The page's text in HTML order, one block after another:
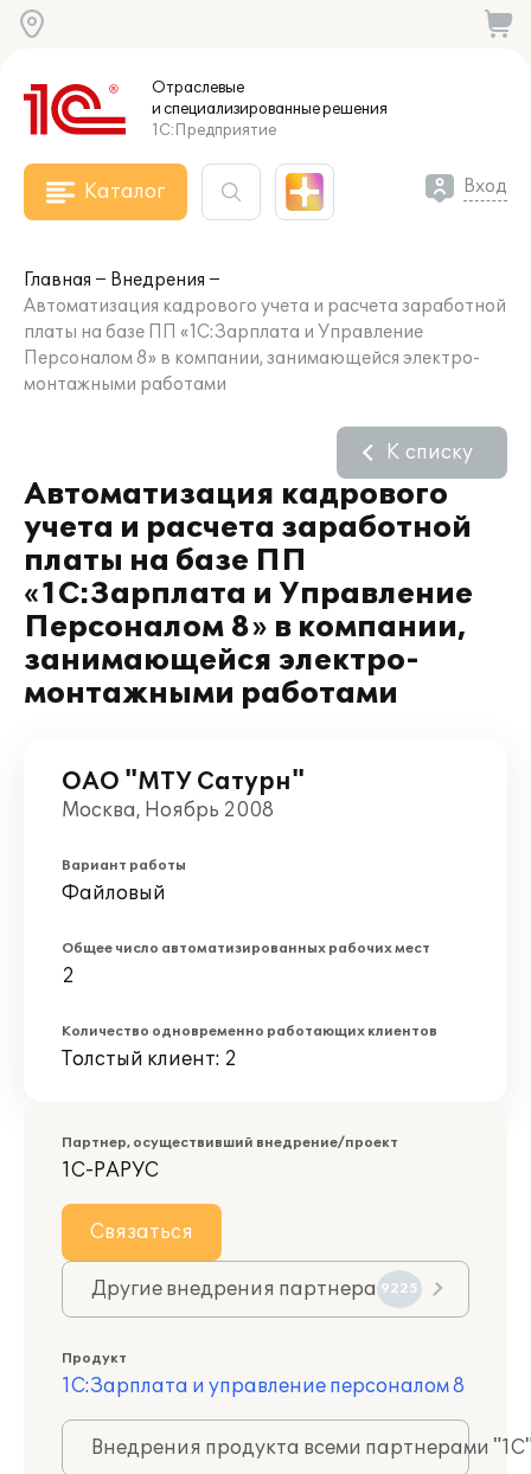
Отраслевые
и специализированныерешения
1С:Предприятие
Каталог Вход
Главная
Внедрения
Автоматизация кадрового учета и расчета заработной
платы на базе ПП «1С:Зарплата и Управление
Персоналом 8» в компании, занимающейся электро-
монтажными работами
Автоматизация кадрового
учета и расчета заработной
платы на базе ПП
«1С:Зарплата и Управление
Персоналом 8» в компании,
занимающейся электро-
монтажными работами
К списку
ОАО "МТУ Сатурн"
Москва, Ноябрь 2008
Вариант работы
Файловый
Общее число автоматизированных рабочих мест
2
Количество одновременно работающих клиентов
Толстый клиент: 2
Партнер, осуществивший внедрение/проект
1С-РАРУС
Связаться
Другие внедрения партнера 9225
Продукт
1С:Зарплата и управление персоналом 8
Внедрения продукта всеми партнерами